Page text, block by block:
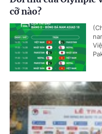
cỡ nào?